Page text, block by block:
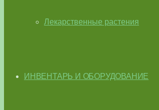
Лекарственные растения
ИНВЕНТАРЬ И ОБОРУДОВАНИЕ